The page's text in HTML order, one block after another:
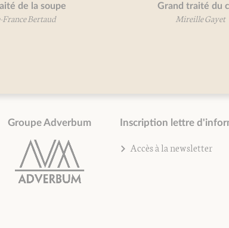
Grand traité du café
Groupe Adverbum Inscription lettre
Accès à la newsletter